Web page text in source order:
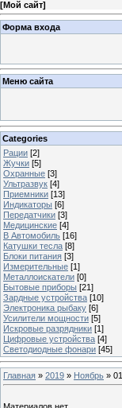
[Мой сайт]
Форма входа
Меню сайта
Categories
Рации [2]
Жучки [5]
Охранные [3]
Ультразвук [4]
Приемники [13]
Индикаторы [6]
Передатчики [3]
Медицинские [4]
В Автомобиль [16]
Катушки тесла [8]
Блоки питания [3]
Измерительные [1]
Металлоискатели [0]
Бытовые приборы [21]
Зардные устройства [10]
Электроника рыбаку [6]
Усилители мощности [5]
Искровые разрядники [1]
Цифровые устройства [4]
Светодиодные фонари [45]
Главная » 2019 » Ноябрь » 01